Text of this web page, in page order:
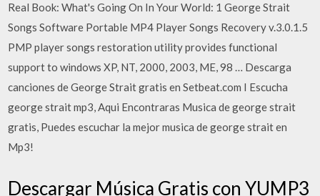
Real Book: What's Going On In Your World: 1 George Strait
Songs Software Portable MP4 Player Songs Recovery v.3.0.1.5
PMP player songs restoration utility provides functional
support to windows XP, NT, 2000, 2003, ME, 98 … Descarga
canciones de George Strait gratis en Setbeat.com I Escucha
george strait mp3, Aqui Encontraras Musica de george strait
gratis, Puedes escuchar la mejor musica de george strait en
Mp3!
Descargar Música Gratis con YUMP3